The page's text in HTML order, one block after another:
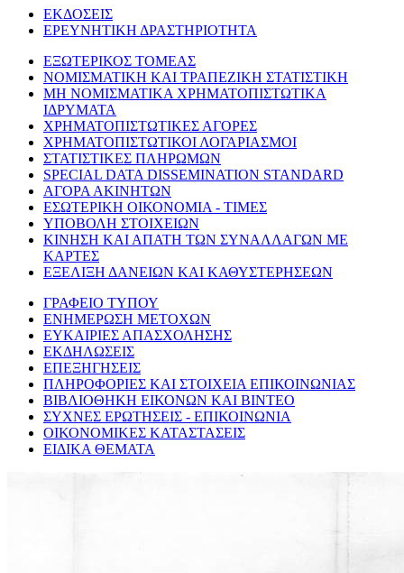
ΕΚΔΟΣΕΙΣ
ΕΡΕΥΝΗΤΙΚΗ ΔΡΑΣΤΗΡΙΟΤΗΤΑ
ΕΞΩΤΕΡΙΚΟΣ ΤΟΜΕΑΣ
ΝΟΜΙΣΜΑΤΙΚΗ ΚΑΙ ΤΡΑΠΕΖΙΚΗ ΣΤΑΤΙΣΤΙΚΗ
ΜΗ ΝΟΜΙΣΜΑΤΙΚΑ ΧΡΗΜΑΤΟΠΙΣΤΩΤΙΚΑ
ΙΔΡΥΜΑΤΑ
ΧΡΗΜΑΤΟΠΙΣΤΩΤΙΚΕΣ ΑΓΟΡΕΣ
ΧΡΗΜΑΤΟΠΙΣΤΩΤΙΚΟΙ ΛΟΓΑΡΙΑΣΜΟΙ
ΣΤΑΤΙΣΤΙΚΕΣ ΠΛΗΡΩΜΩΝ
SPECIAL DATA DISSEMINATION STANDARD
ΑΓΟΡΑ ΑΚΙΝΗΤΩΝ
ΕΣΩΤΕΡΙΚΗ ΟΙΚΟΝΟΜΙΑ - ΤΙΜΕΣ
ΥΠΟΒΟΛΗ ΣΤΟΙΧΕΙΩΝ
ΚΙΝΗΣΗ ΚΑΙ ΑΠΑΤΗ ΤΩΝ ΣΥΝΑΛΛΑΓΩΝ ΜΕ
ΚΑΡΤΕΣ
ΕΞΕΛΙΞΗ ΔΑΝΕΙΩΝ ΚΑΙ ΚΑΘΥΣΤΕΡΗΣΕΩΝ
ΓΡΑΦΕΙΟ ΤΥΠΟΥ
ΕΝΗΜΕΡΩΣΗ ΜΕΤΟΧΩΝ
ΕΥΚΑΙΡΙΕΣ ΑΠΑΣΧΟΛΗΣΗΣ
ΕΚΔΗΛΩΣΕΙΣ
ΕΠΕΞΗΓΗΣΕΙΣ
ΠΛΗΡΟΦΟΡΙΕΣ ΚΑΙ ΣΤΟΙΧΕΙΑ ΕΠΙΚΟΙΝΩΝΙΑΣ
ΒΙΒΛΙΟΘΗΚΗ ΕΙΚΟΝΩΝ ΚΑΙ ΒΙΝΤΕΟ
ΣΥΧΝΕΣ ΕΡΩΤΗΣΕΙΣ - ΕΠΙΚΟΙΝΩΝΙΑ
ΟΙΚΟΝΟΜΙΚΕΣ ΚΑΤΑΣΤΑΣΕΙΣ
ΕΙΔΙΚΑ ΘΕΜΑΤΑ